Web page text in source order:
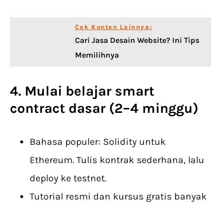
Cek Konten Lainnya:
Cari Jasa Desain Website? Ini Tips
Memilihnya
4. Mulai belajar smart
contract dasar (2–4 minggu)
Bahasa populer: Solidity untuk
Ethereum. Tulis kontrak sederhana, lalu
deploy ke testnet.
Tutorial resmi dan kursus gratis banyak